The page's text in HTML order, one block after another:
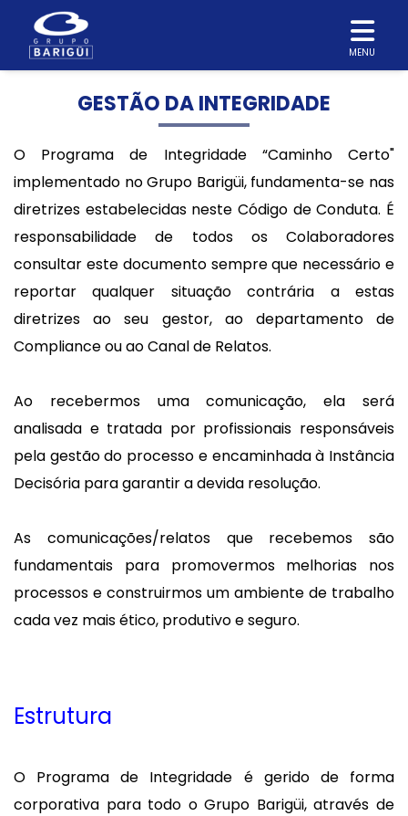
MENU
GESTÃO DA INTEGRIDADE
O Programa de Integridade “Caminho Certo"
implementado no Grupo Barigüi, fundamenta-se nas
diretrizes estabelecidas neste Código de Conduta. É
responsabilidade de todos os Colaboradores
consultar este documento sempre que necessário e
reportar qualquer situação contrária a estas
diretrizes ao seu gestor, ao departamento de
Compliance ou ao Canal de Relatos.
Ao recebermos uma comunicação, ela será
analisada e tratada por profissionais responsáveis
pela gestão do processo e encaminhada à Instância
Decisória para garantir a devida resolução.
As comunicações/relatos que recebemos são
fundamentais para promovermos melhorias nos
processos e construirmos um ambiente de trabalho
cada vez mais ético, produtivo e seguro.
Estrutura
O Programa de Integridade é gerido de forma
corporativa para todo o Grupo Barigüi, através de